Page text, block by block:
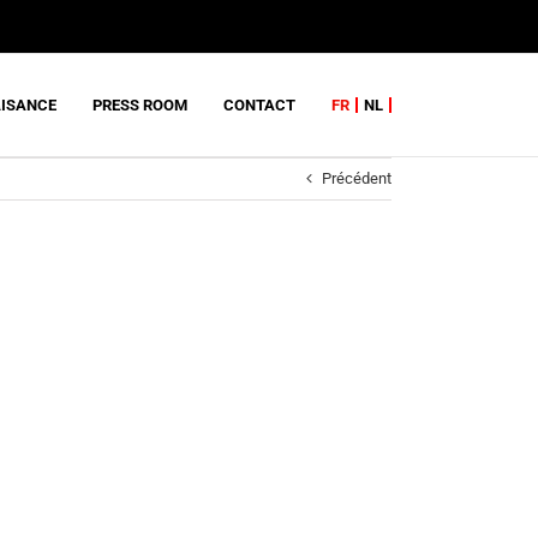
PRESS ROOM CONTACT FR NL
Précédent